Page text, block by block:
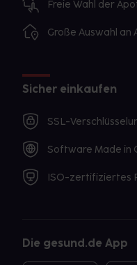
Freie Wahl der
Große Auswahl an
Sicher einkaufen
SSL-
Software Made in
ISO-zertifiziertes
Die gesund.de App